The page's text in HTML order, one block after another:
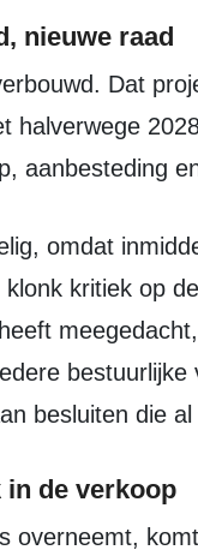
nieuwe raad
halverwege
aanbesteding
kritiek op
besluiten die
de verkoop